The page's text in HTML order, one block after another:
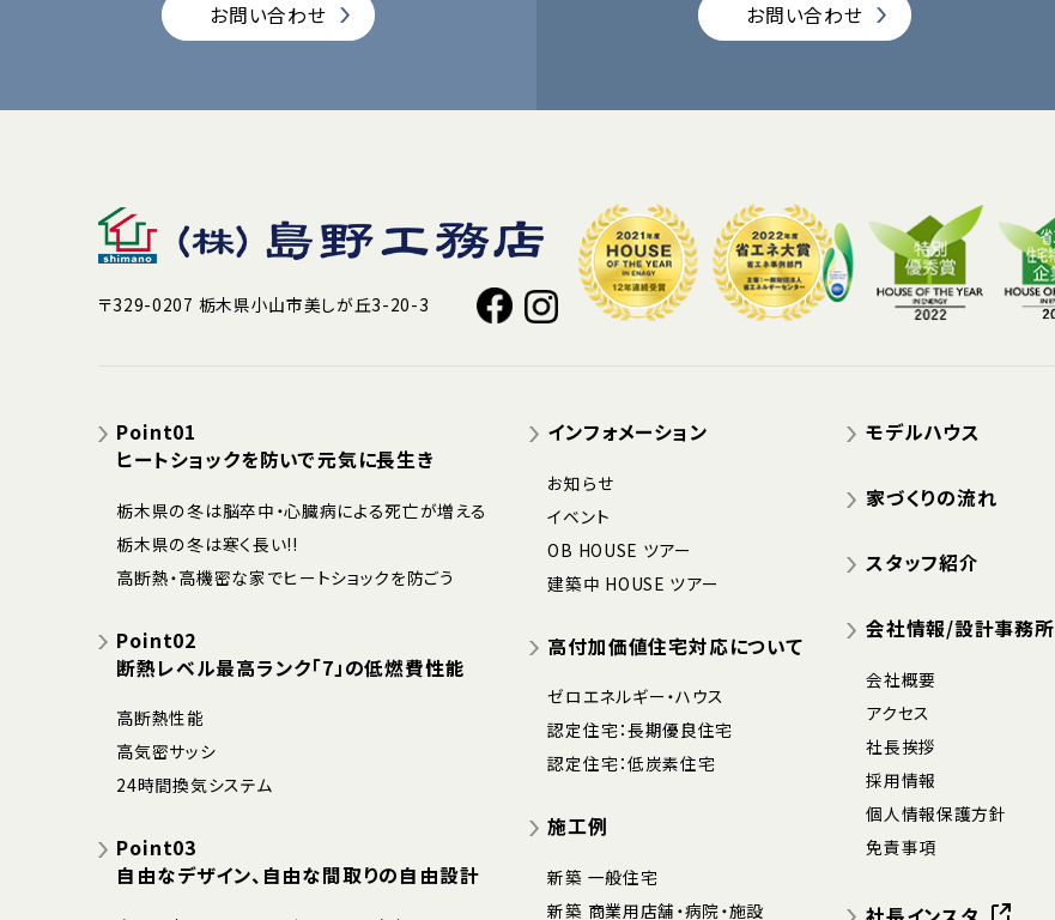
お問い合わせ お問い合わせ
〒329-0207 栃木県小山市美しが丘3-20-3
Point01
ヒートショックを防いで元気に長生き
栃木県の冬は脳卒中・心臓病による死亡が増える
栃木県の冬は寒く長い!!
高断熱・高機密な家でヒートショックを防ごう
Point02
断熱レベル最高ランク「7」の低燃費性能
高断熱性能
高気密サッシ
24時間換気システム
Point03
自由なデザイン、自由な間取りの自由設計
インフォメーション
お知らせ
イベント
OB HOUSE ツアー
建築中 HOUSE ツアー
高付加価値住宅対応について
ゼロエネルギー・ハウス
認定住宅：長期優良住宅
認定住宅：低炭素住宅
施工例
新築 一般住宅
新築 商業用店舗・病院・施設
モデルハウス
家づくりの流れ
スタッフ紹介
会社情報/設計事務所
会社概要
アクセス
社長挨拶
採用情報
個人情報保護方針
免責事項